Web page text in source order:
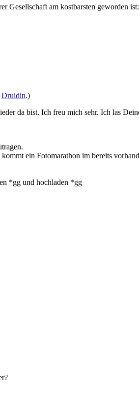
Gesellschaft am kostbarsten geworden
Druidin.)
da bist. Ich freu mich sehr. Ich las
ein Fotomarathon im bereits
*gg und hochladen *gg